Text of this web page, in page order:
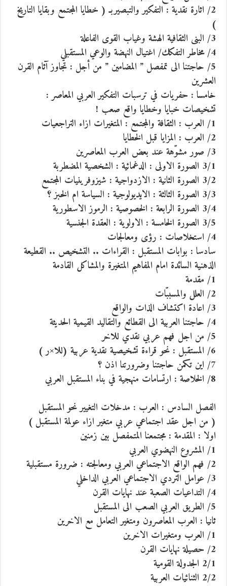
2/ اثارة نقدية : التفكير والتبصيربـ ( خطايا المجتمع وبقايا التاريخ
)
3/ البنى الثقافية الهشة وغياب القوى الفاعلة
4/ مخاطر التفكك/ اغتيال النهضة والوعي المستقبلي
5/ حاجتنا الى تمفصل ” المضامين ” من أجل : تجاوز آثام القرن
العشرين
خامسا : حفريات في ترسبات التفكير العربي المعاصر :
تشخيصات خبايا وخطايا واقع صعب !
1/ العرب : الثقافة والمجتمع : المتغيرات ازاء التراجعيات
2/ العرب : المزايا قبل الخطايا
3/ صور مشوّهة عند بعض العرب المعاصرين
3/1 الصورة الاولى : الدغمائية : الشخصية المضطربة
3/2 الصورة الثانية : الازدواجية : شيزوفرينيات المجتمع
3/3 الصورة الثالثة : الايديولوجية : السياسة ام الخبز ؟
3/4 الصورة الرابعة : الخصوصية : الرموز الاسطورية
3/5 الصورة الخامسة : الاولوية : العقدة الجنسية
4/ استخلاصات : رؤى ومعالجات
سادسا : بوابات المستقبل : القراءات .. التشخيص .. القطيعة
الذهنية السائدة امام المفاهيم المتغيرة والمشاكل القادمة
1/ مقدمة
2/ العلل والمسببّات
3/ اعادة اكتشاف الذات والواقع
4/ حاجتنا العربية الى القطائع والتقاليد القيمية الحديثة
5/ من اجل فهم عربي نقدي للاخر
6/ المستقبل : نحو قراءة تشخيصية نقدية عربية (للا×ر )
7/ اين تكمن حاجتنا وضرورتنا اذن ؟
8/ الخلاصة : ارتسامات منهجية في بناء المستقبل العربي
الفصل السادس : العرب : مدخلات التغيير نحو المستقبل
( من اجل عقد اجتماعي عربي متغير ازاء عولمة المستقبل )
اولا : المقدمة : مجتمعنا المتمفصل بين زمنين
1/ المشروع النهضوي العربي
2/ فهم الواقع الاجتماعي العربي ومعالجته : ضرورة مستقبلية
3/ عوامل التردي الاجتماعي العربي الداخلي
4/ التداعيات الصعبة عند نهايات القرن
5/ الطريق العربي الصعب الى المستقبل
ثانيا : العرب المعاصرون ومتغير التعامل مع الاخرين
1/ العرب ومتغيرات الاخرين
2/ حصيلة نهايات القرن
2/1 الجدولة القومية
2/2 الثنائيات العربية